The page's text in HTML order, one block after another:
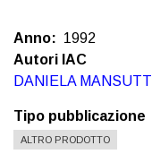
Anno
1992
Autori IAC
DANIELA MANSUTTI
Tipo pubblicazione
ALTRO PRODOTTO